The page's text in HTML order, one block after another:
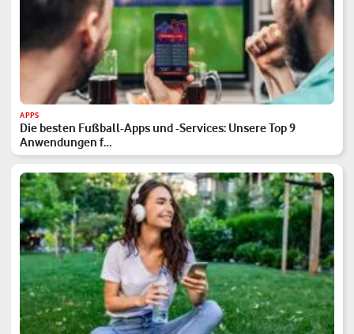
APPS
Die besten Fußball-Apps und -Services: Unsere Top 9
Anwendungen f…